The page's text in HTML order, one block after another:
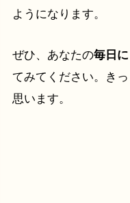
ようになります。
ぜひ、あなたの毎日に
てみてください。き
思います。